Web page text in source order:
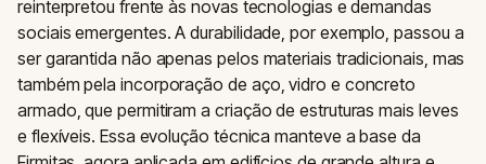
reinterpretou frente às novas tecnologias e demandas
sociais emergentes. A durabilidade, por exemplo, passou a
ser garantida não apenas pelos materiais tradicionais, mas
também pela incorporação de aço, vidro e concreto
armado, que permitiram a criação de estruturas mais leves
e flexíveis. Essa evolução técnica manteve a base da